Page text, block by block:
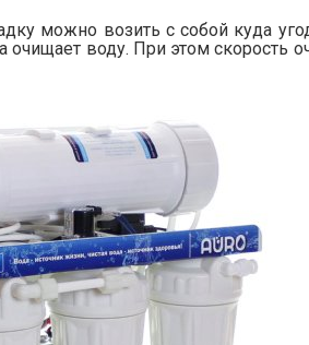
можно возить с собой куда
воду. При этом скорость